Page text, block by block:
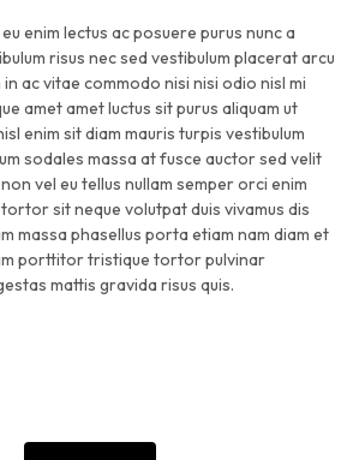
enim lectus ac posuere purus nunc a
risus nec sed vestibulum placerat arcu
ac vitae commodo nisi nisi odio nisl mi
amet amet luctus sit purus aliquam ut
enim sit diam mauris turpis vestibulum
sodales massa at fusce auctor sed velit
vel eu tellus nullam semper orci enim
sit neque volutpat duis vivamus dis
massa phasellus porta etiam nam diam et
porttitor tristique tortor pulvinar
mattis gravida risus quis.